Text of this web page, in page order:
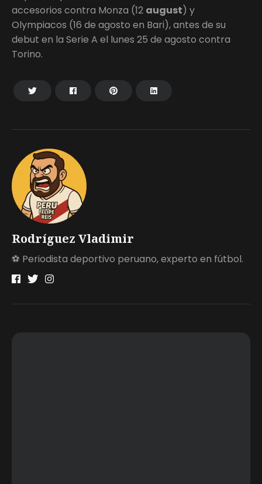
Rodríguez Vladimir
⚽ Periodista deportivo peruano, experto en fútbol.
accesorios contra Monza (12 august) y
Olympiacos (16 de agosto en Bari), antes de su
debut en la Serie A el lunes 25 de agosto contra
Torino.